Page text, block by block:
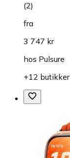
(2)
fra
3 747 kr
hos Pulsure
+12 butikker